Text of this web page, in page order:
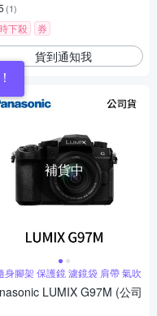
(1)
下殺 券
貨到通知我
補貨中
身腳架 保護鏡 濾鏡袋 肩帶 氣吹
LUMIX G97M (公司